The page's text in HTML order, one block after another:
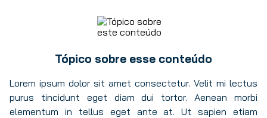
Tópico sobre esse conteúdo
Lorem ipsum dolor sit amet consectetur. Velit mi lectus
purus tincidunt eget diam dui tortor. Aenean morbi
elementum in tellus eget ante at. Ut sapien etiam